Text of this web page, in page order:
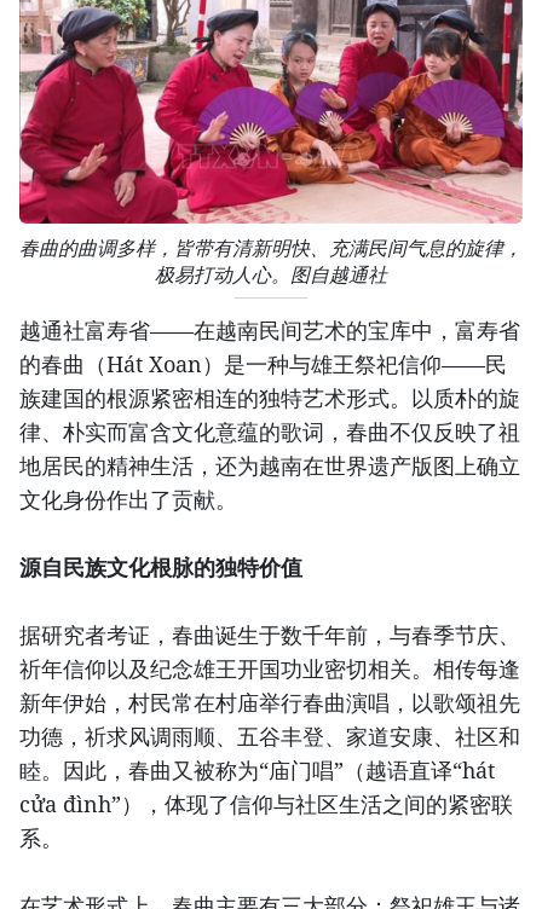
春曲的曲调多样，皆带有清新明快、充满民间气息的旋律，
极易打动人心。图自越通社
越通社富寿省——在越南民间艺术的宝库中，富寿省
的春曲（Hát Xoan）是一种与雄王祭祀信仰——民
族建国的根源紧密相连的独特艺术形式。以质朴的旋
律、朴实而富含文化意蕴的歌词，春曲不仅反映了祖
地居民的精神生活，还为越南在世界遗产版图上确立
文化身份作出了贡献。
源自民族文化根脉的独特价值
据研究者考证，春曲诞生于数千年前，与春季节庆、
祈年信仰以及纪念雄王开国功业密切相关。相传每逢
新年伊始，村民常在村庙举行春曲演唱，以歌颂祖先
功德，祈求风调雨顺、五谷丰登、家道安康、社区和
睦。因此，春曲又被称为“庙门唱”（越语直译“hát
cửa đình”），体现了信仰与社区生活之间的紧密联
系。